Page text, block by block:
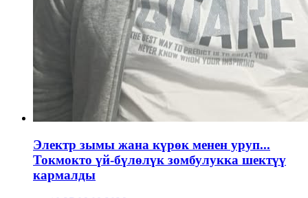
Электр зымы жана күрөк менен уруп...
Токмокто үй-бүлөлүк зомбулукка шектүү
кармалды